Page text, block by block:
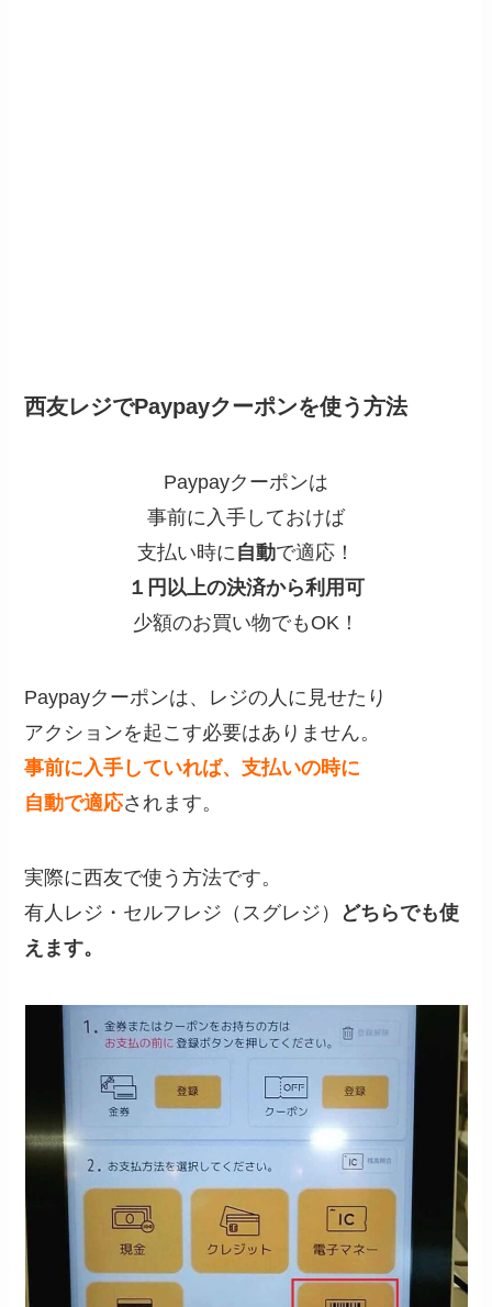
西友レジでPaypayクーポンを使う方法
Paypayクーポンは
事前に入手しておけば
支払い時に自動で適応！
１円以上の決済から利用可
少額のお買い物でもOK！
Paypayクーポンは、レジの人に見せたり
アクションを起こす必要はありません。
事前に入手していれば、支払いの時に
自動で適応されます。
実際に西友で使う方法です。
有人レジ・セルフレジ（スグレジ）
どちらでも使
えます。